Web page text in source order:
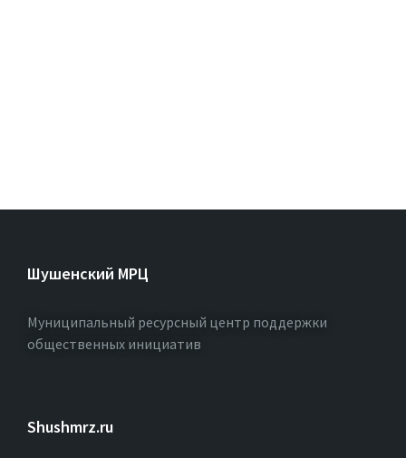
Шушенский МРЦ
Муниципальный ресурсный центр поддержки
общественных инициатив
Shushmrz.ru